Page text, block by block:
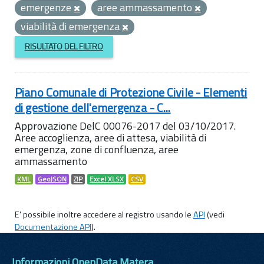
emergenze
aree ammassamento
viabilità di emergenza
RISULTATO DEL FILTRO
Piano Comunale di Protezione Civile - Elementi
di gestione dell'emergenza - C...
Approvazione DelC 00076-2017 del 03/10/2017.
Aree accoglienza, aree di attesa, viabilità di
emergenza, zone di confluenza, aree
ammassamento
KML GeoJSON ZIP Excel XLSX CSV
E' possibile inoltre accedere al registro usando leAPI(vedi
Documentazione API).